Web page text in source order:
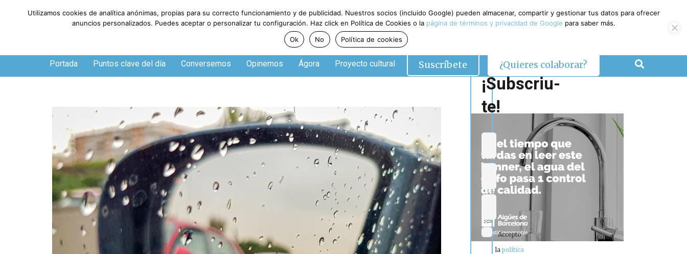
Jueves, 6 de agosto de 2026
Portada Puntos clave del día Conversemos Opinemos Ágora Proyecto cultural Suscríbete ¿Quieres colaborar?
¡Subscriu-
te!
Accepto
lapolítica
Utilizamos cookies de analítica anónimas, propias para su correcto funcionamiento y de publicidad. Nuestros socios (incluido Google) pueden almacenar, compartir y gestionar tus datos para ofrecer
anuncios personalizados. Puedes aceptar o personalizar tu configuración. Haz click en Política de Cookies o la página de términos y privacidad de Google para saber más.
Ok
No Política de cookies